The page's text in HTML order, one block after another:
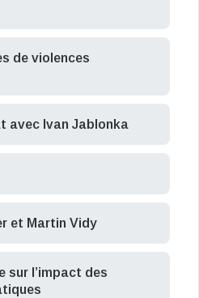
de violences
avec Ivan Jablonka
et Martin Vidy
sur l’impact des